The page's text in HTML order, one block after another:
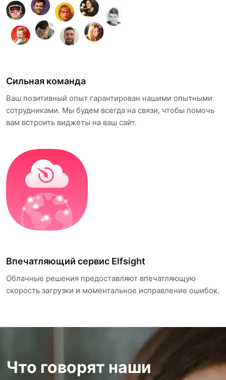
Сильная команда
Ваш позитивный опыт гарантирован нашими опытными
сотрудниками. Мы будем всегда на связи, чтобы помочь
вам встроить виджеты на ваш сайт.
Впечатляющий сервис Elfsight
Облачные решения предоставляют впечатляющую
скорость загрузки и моментальное исправление ошибок.
Что говорят наши